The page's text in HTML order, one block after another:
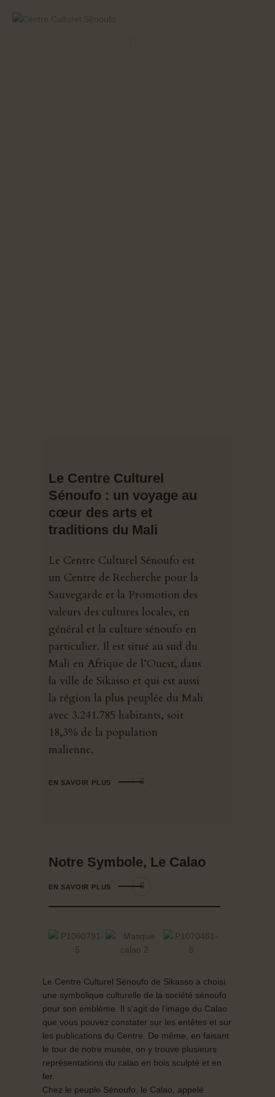
Le Centre Culturel
Sénoufo : un voyage au
cœur des arts et
traditions du Mali
Le Centre Culturel Sénoufo est
un Centre de Recherche pour la
Sauvegarde et la Promotion des
valeurs des cultures locales, en
général et la culture sénoufo en
particulier. Il est situé au sud du
Mali en Afrique de l’Ouest, dans
la ville de Sikasso et qui est aussi
la région la plus peuplée du Mali
avec 3.241.785 habitants, soit
18,3% de la population
malienne.
EN SAVOIR PLUS
Notre Symbole, Le Calao
EN SAVOIR PLUS
Le Centre Culturel Sénoufo de Sikasso a choisi
une symbolique culturelle de la société sénoufo
pour son emblème. Il s’agit de l’image du Calao
que vous pouvez constater sur les entêtes et sur
les publications du Centre. De même, en faisant
le tour de notre musée, on y trouve plusieurs
représentations du calao en bois sculpté et en
fer.
Chez le peuple Sénoufo, le Calao, appelé